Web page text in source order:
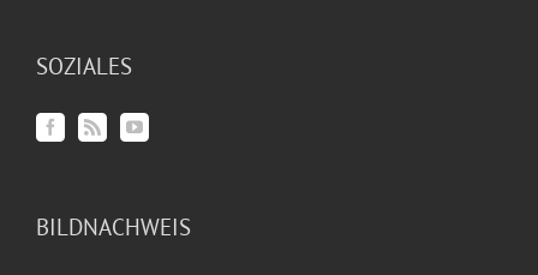
SOZIALES
BILDNACHWEIS